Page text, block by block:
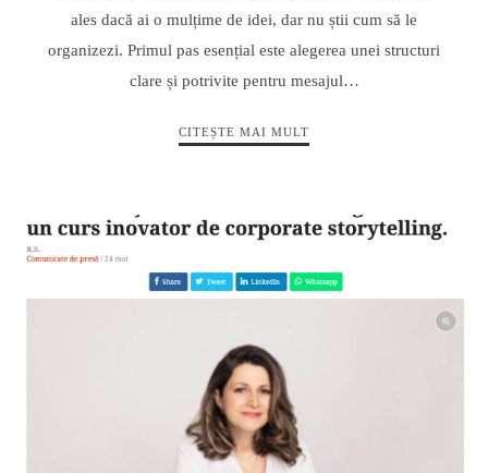
ales dacă ai o mulțime de idei, dar nu știi cum să le
organizezi. Primul pas esențial este alegerea unei structuri
clare și potrivite pentru mesajul…
CITEȘTE MAI MULT